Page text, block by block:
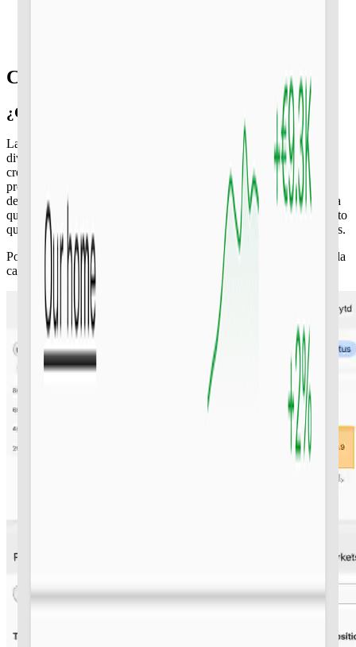
Calculadora de cartera de dividendos
¿Cuándo tu cartera se convierte en tu nómina?
La previsión de dividendos de Capitally combina las fechas ex-
dividendo y de pago anunciadas de cada valor con una tasa de
crecimiento del dividendo (DGR) histórica de cinco años para
proyectar flujos de caja mensuales, trimestrales y anuales con años
de antelación. La vista de punto de cruce muestra cuándo se espera
que los dividendos proyectados cubran tus gastos modelados: el hito
que define la independencia financiera para los inversores en rentas.
Pon a prueba tus hipótesis frente al historial antes de actuar: clona la
cartera, modifica la DGR y compara los resultados lado a lado.